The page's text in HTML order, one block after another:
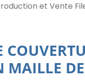
et Vente
MAILLE